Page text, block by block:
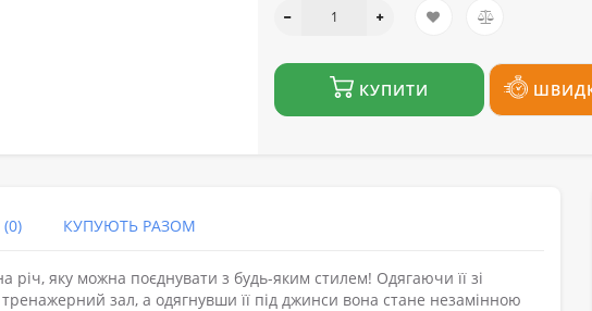
КУПИТИ
КУПУЮТЬ РАЗОМ
річ, яку можна поєднувати з будь-яким стилем! Одягаючи її зі
зал, а одягнувши її під джинси вона стане незамінною